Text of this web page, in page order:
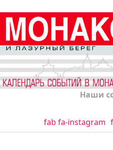
Наши
fab fa-instagram